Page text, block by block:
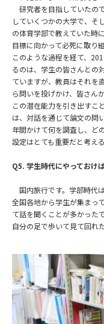
研究者を目指していたの
していくつかの大学で、そ
の体育学部で教えていた時
目標に向かって必死に取り
このような過程を経て、
るのは、学生の皆さんとの
ていますが、教員はそれを
ら問いを投げかけ、皆さん
この潜在能力を引き出すこ
は、対話を通じて論文の問
年間かけて何を調査し、ど
設定はとても重要だと考える
Q5. 学生時代にやっておけ
国内旅行です。学部時代
全国各地から学生が集まっ
て話を聞くことが多かった
自分の足で歩いて見て回れ